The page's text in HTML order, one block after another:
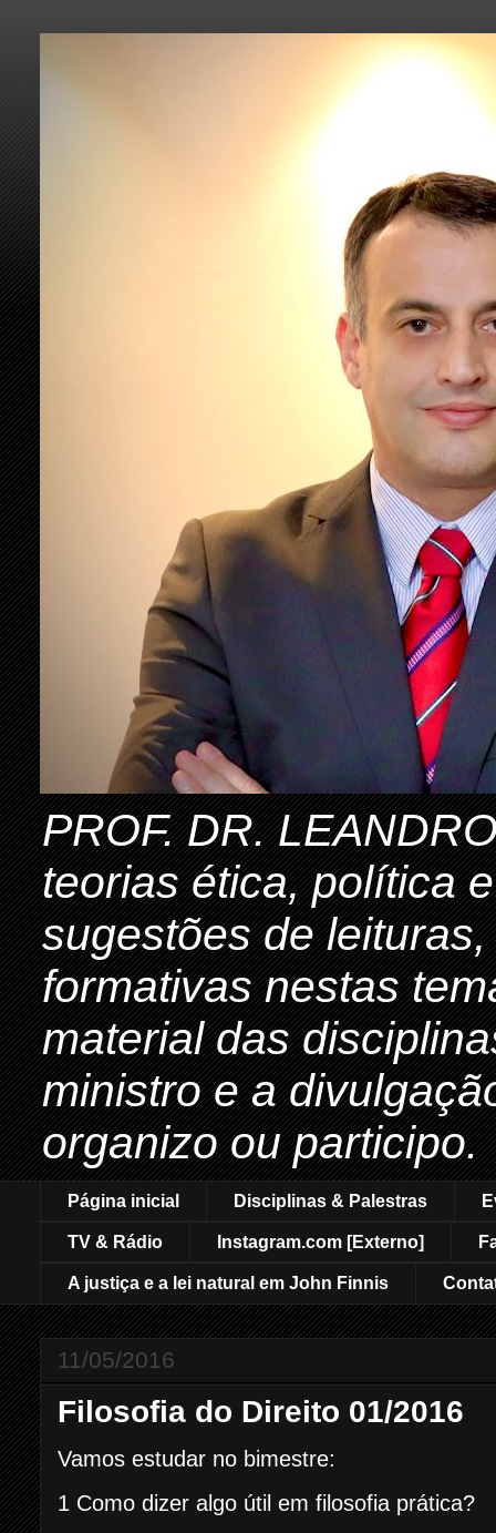
PROF. DR.
teorias ética, política
sugestões de
formativas nestas
material das
ministro e a
organizo ou participo.
Página inicial Disciplinas & Palestras
TV & Rádio Instagram.com [Externo]
A justiça e a lei natural em John Finnis
11/05/2016
Filosofia do Direito 01/2016
Vamos estudar no bimestre:
1 Como dizer algo útil em filosofia prática?